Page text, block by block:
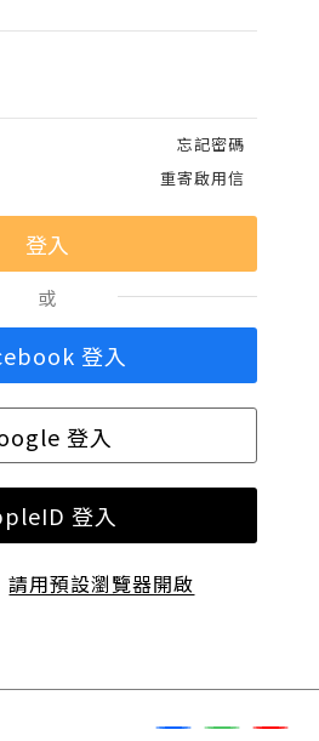
忘記密碼
重寄啟用信
或
登入
登入
登入
請用預設瀏覽器開啟